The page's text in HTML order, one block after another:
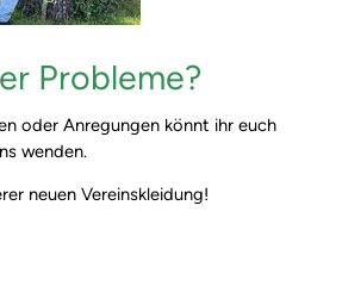
Probleme?
oder Anregungen könnt ihr euch
wenden.
neuen Vereinskleidung!